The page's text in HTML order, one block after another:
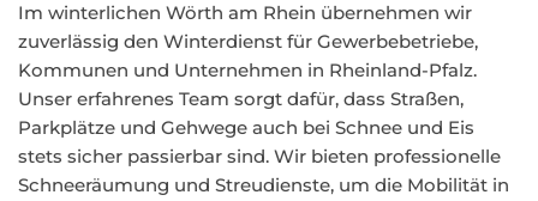
Im winterlichen Wörth am Rhein übernehmen wir
zuverlässig den Winterdienst für Gewerbebetriebe,
Kommunen und Unternehmen in Rheinland-Pfalz.
Unser erfahrenes Team sorgt dafür, dass Straßen,
Parkplätze und Gehwege auch bei Schnee und Eis
stets sicher passierbar sind. Wir bieten professionelle
Schneeräumung und Streudienste, um die Mobilität in